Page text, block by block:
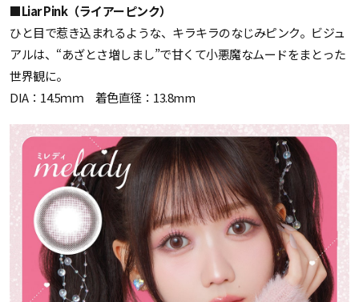
■Liar Pink（ライアーピンク）
ひと目で惹き込まれるような、キラキラのなじみピンク。ビジュ
アルは、“あざとさ増しまし”で甘くて小悪魔なムードをまとった
世界観に。
DIA：14.5ｍｍ 着色直径：13.8mm